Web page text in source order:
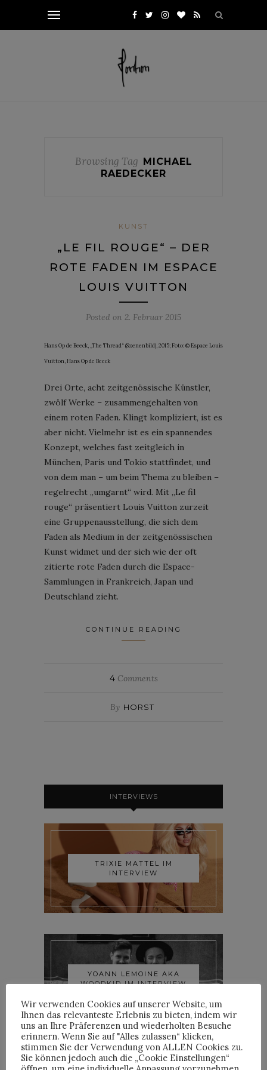
Browsing Tag MICHAEL
RAEDECKER
KUNST
„LE FIL ROUGE“ – DER
ROTE FADEN IM ESPACE
LOUIS VUITTON
Posted on 2. Februar 2015
Hans Op de Beeck, „The Thread“ (Szenenbild), 2015; Foto: © Espace Louis
Vuitton, Hans Op de Beeck
Drei Orte, acht zeitgenössische Künstler,
zwölf Werke – zusammengehalten von
einem roten Faden. Klingt kompliziert, ist es
aber nicht. Vielmehr ist es ein spannendes
Konzept, welches fast zeitgleich in
München, Paris und Tokio stattfindet, und
von dem man – um beim Thema zu bleiben –
regelrecht „umgarnt“ wird. Mit „Le fil
rouge“ präsentiert Louis Vuitton zurzeit
eine Gruppenausstellung, die sich dem
Faden als Medium in der zeitgenössischen
Kunst widmet und der sich wie der oft
zitierte rote Faden durch die Espace-
Sammlungen in Frankreich, Japan und
Deutschland zieht.
CONTINUE READING
4Comments
By HORST
INTERVIEWS
TRIXIE MATTEL IM
INTERVIEW
YOANN LEMOINE AKA
WOODKID IM INTERVIEW
Wir verwenden Cookies auf unserer Website, um
Ihnen das relevanteste Erlebnis zu bieten, indem wir
uns an Ihre Präferenzen und wiederholten Besuche
erinnern. Wenn Sie auf "Alles zulassen“ klicken,
stimmen Sie der Verwendung von ALLEN Cookies zu.
Sie können jedoch auch die „Cookie Einstellungen“